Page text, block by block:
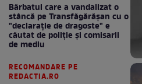
Bărbatul care a vandalizat o
stâncă pe Transfăgărășan cu o
"declaraţie de dragoste" e
căutat de poliție și comisarii
de mediu
RECOMANDARE PE
REDACTIA.RO